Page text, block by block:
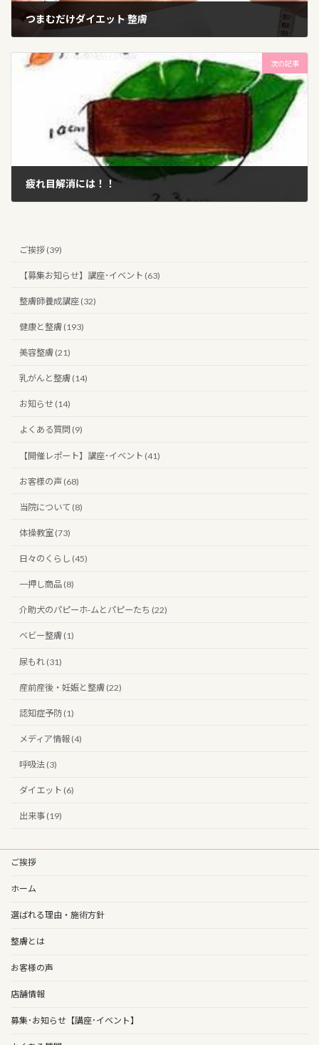
つまむだけダイエット 整膚
次の記事
疲れ目解消には！！
ご挨拶 (39)
【募集お知らせ】講座･イベント (63)
整膚師養成講座 (32)
健康と整膚 (193)
美容整膚 (21)
乳がんと整膚 (14)
お知らせ (14)
よくある質問 (9)
【開催レポート】講座･イベント (41)
お客様の声 (68)
当院について (8)
体操教室 (73)
日々のくらし (45)
一押し商品 (8)
介助犬のパピーホ-ムとパピーたち (22)
ベビー整膚 (1)
尿もれ (31)
産前産後・妊娠と整膚 (22)
認知症予防 (1)
メディア情報 (4)
呼吸法 (3)
ダイエット (6)
出来事 (19)
ご挨拶
ホーム
選ばれる理由・施術方針
整膚とは
お客様の声
店舗情報
募集･お知らせ【講座･イベント】